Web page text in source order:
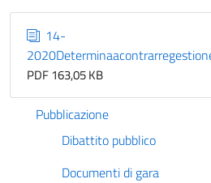
14-
PDF 163,05 KB
Pubblicazione
Dibattito pubblico
Documenti di gara